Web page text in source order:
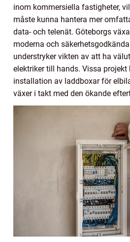
inom kommersiella fastigheter,
måste kunna hantera mer
data- och telenät. Göteborgs
moderna och
understryker vikten av att ha
elektriker till hands. Vissa
installation av laddboxar för
växer i takt med den ökande